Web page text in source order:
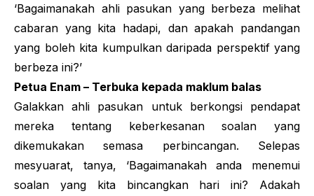
‘Bagaimanakah ahli pasukan yang berbeza melihat
cabaran yang kita hadapi, dan apakah pandangan
yang boleh kita kumpulkan daripada perspektif yang
berbeza ini?’
Petua Enam – Terbuka kepada maklum balas
Galakkan ahli pasukan untuk berkongsi pendapat
mereka tentang keberkesanan soalan yang
dikemukakan semasa perbincangan. Selepas
mesyuarat, tanya, ‘Bagaimanakah anda menemui
soalan yang kita bincangkan hari ini? Adakah